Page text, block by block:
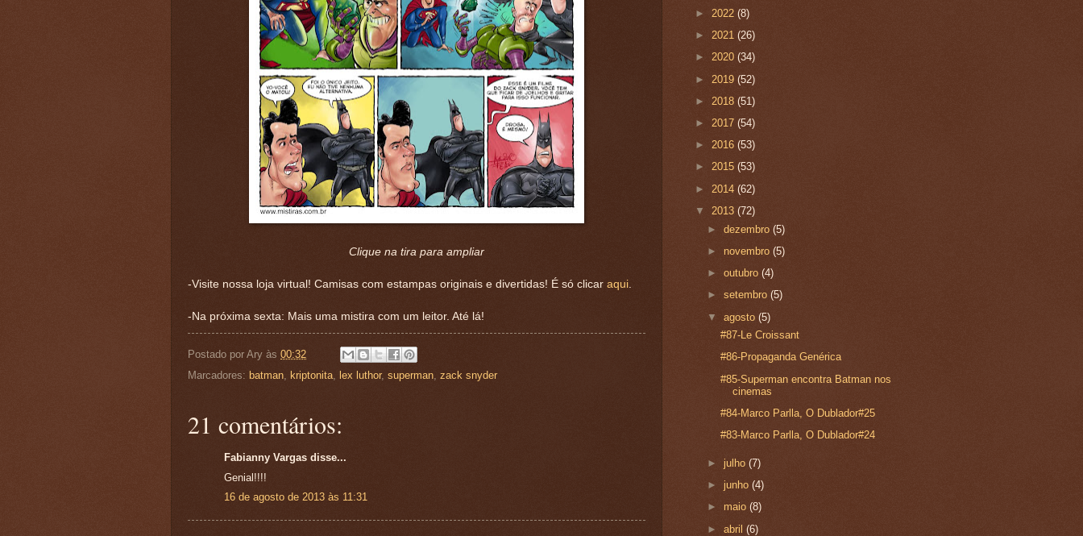
Clique na tira para ampliar
-Visite nossa loja virtual! Camisas com estampas originais e divertidas! É só clicar aqui
-Na próxima sexta: Mais uma mistira com um leitor. Até lá!
Postado por Ary às 00:32
Marcadores: batman, kriptonita, lex luthor, superman, zack snyder
21 comentários:
Fabianny Vargas disse...
Genial!!!!
16 de agosto de 2013 às 11:31
► 2022 (8)
► 2021 (26)
► 2020 (34)
► 2019 (52)
► 2018 (51)
► 2017 (54)
► 2016 (53)
► 2015 (53)
► 2014 (62)
▼ 2013 (72)
►dezembro(5)
► novembro(5)
►outubro(4)
►setembro(5)
▼agosto(5)
#87-Le Croissant
#86-Propaganda Genérica
#85-Superman encontra Batman nos
cinemas
#84-Marco Parlla, O Dublador#25
#83-Marco Parlla, O Dublador#24
►julho(7)
► junho(4)
► maio(8)
►abril(6)